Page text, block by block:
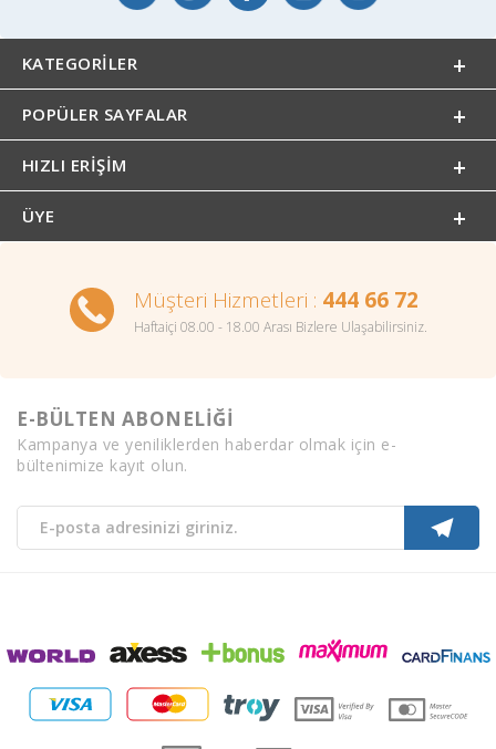
KATEGORILER
POPÜLER SAYFALAR
HIZLI ERIŞIM
ÜYE
Müşteri Hizmetleri : 444 66 72
Haftaiçi 08.00 - 18.00 Arası Bizlere Ulaşabilirsiniz.
E-BÜLTEN ABONELİĞİ
Kampanya ve yeniliklerden haberdar olmak için e-
bültenimize kayıt olun.